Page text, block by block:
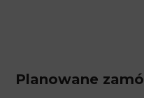
Planowane